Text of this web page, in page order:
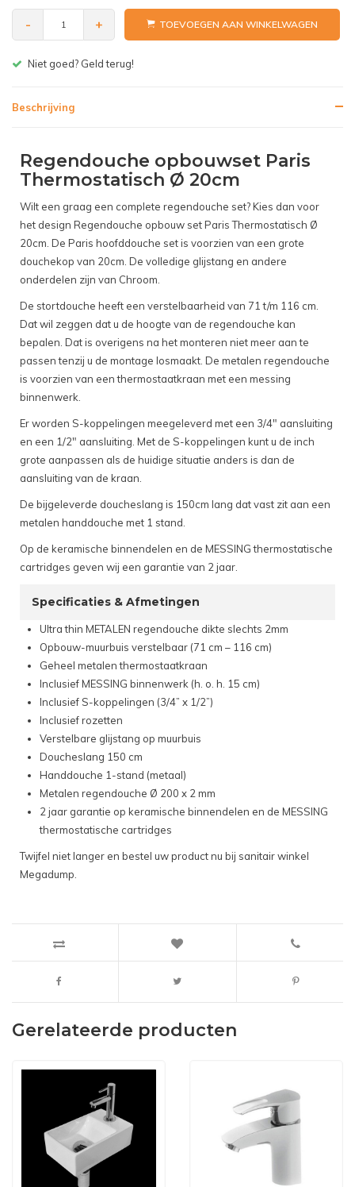
- + TOEVOEGEN AAN WINKELWAGEN
Gratis bezorgen v.a. € 150,- (NL)
Beschrijving
Regendouche opbouwset Paris
Thermostatisch Ø 20cm
Wilt een graag een complete regendouche set? Kies dan voor
het design Regendouche opbouw set Paris Thermostatisch Ø
20cm. De Paris hoofddouche set is voorzien van een grote
douchekop van 20cm. De volledige glijstang en andere
onderdelen zijn van Chroom.
De stortdouche heeft een verstelbaarheid van 71 t/m 116 cm.
Dat wil zeggen dat u de hoogte van de regendouche kan
bepalen. Dat is overigens na het monteren niet meer aan te
passen tenzij u de montage losmaakt. De metalen regendouche
is voorzien van een thermostaatkraan met een messing
binnenwerk.
Er worden S-koppelingen meegeleverd met een 3/4" aansluiting
en een 1/2" aansluiting. Met de S-koppelingen kunt u de inch
grote aanpassen als de huidige situatie anders is dan de
aansluiting van de kraan.
De bijgeleverde doucheslang is 150cm lang dat vast zit aan een
metalen handdouche met 1 stand.
Op de keramische binnendelen en de MESSING thermostatische
cartridges geven wij een garantie van 2 jaar.
Specificaties & Afmetingen
Ultra thin METALEN regendouche dikte slechts 2mm
Opbouw-muurbuis verstelbaar (71 cm – 116 cm)
Geheel metalen thermostaatkraan
Inclusief MESSING binnenwerk (h. o. h. 15 cm)
Inclusief S-koppelingen (3/4” x 1/2”)
Inclusief rozetten
Verstelbare glijstang op muurbuis
Doucheslang 150 cm
Handdouche 1-stand (metaal)
Metalen regendouche Ø 200 x 2 mm
2 jaar garantie op keramische binnendelen en de MESSING
thermostatische cartridges
Twijfel niet langer en bestel uw product nu bij sanitair winkel
Megadump.
Gerelateerde producten